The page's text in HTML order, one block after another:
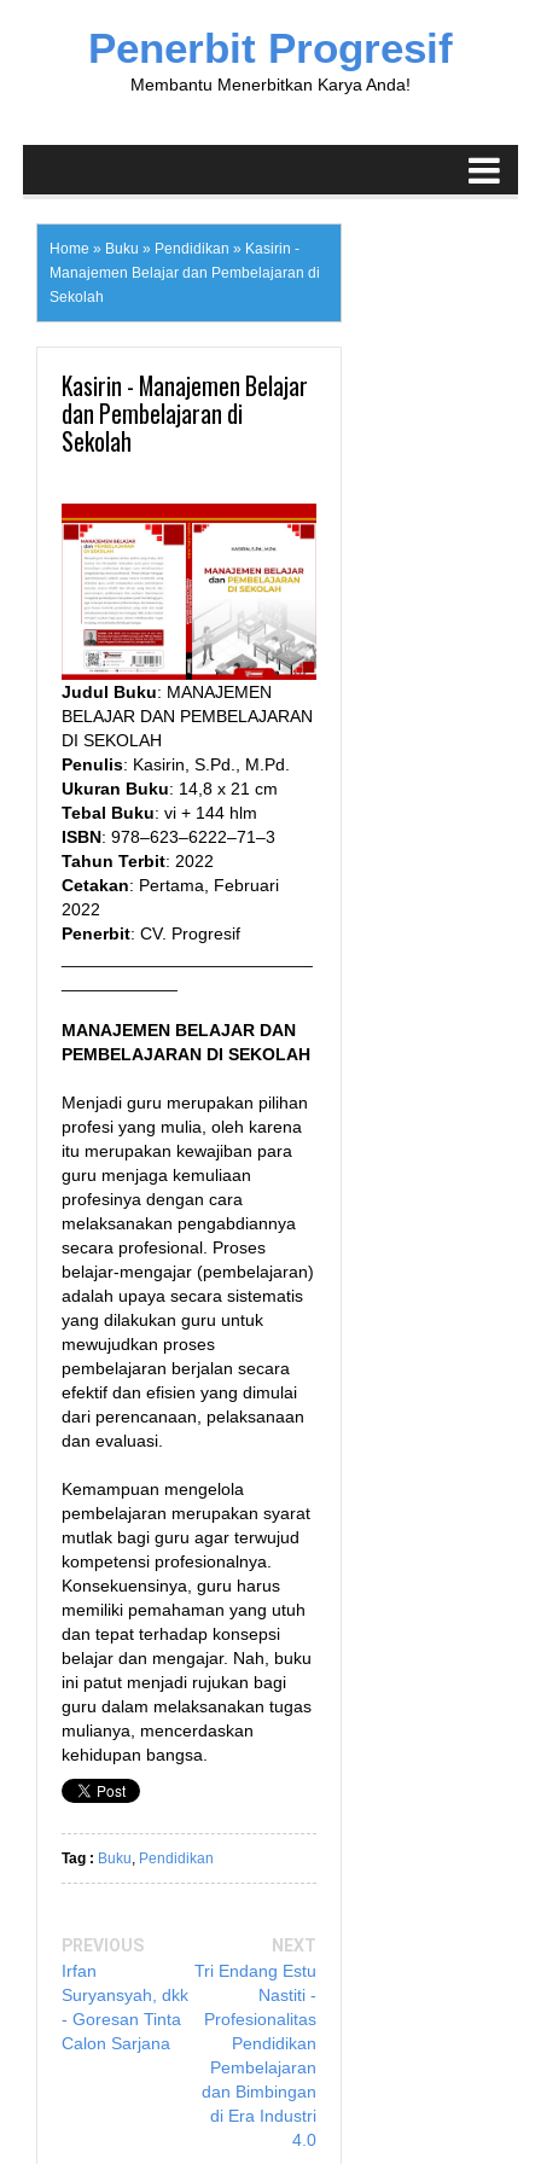
Penerbit Progresif
Membantu Menerbitkan Karya Anda!
Home » Buku » Pendidikan » Kasirin -
Manajemen Belajar dan Pembelajaran di
Sekolah
Kasirin - Manajemen Belajar
dan Pembelajaran di
Sekolah
Judul Buku: MANAJEMEN
BELAJAR DAN PEMBELAJARAN
DI SEKOLAH
Penulis: Kasirin, S.Pd., M.Pd.
Ukuran Buku: 14,8 x 21 cm
Tebal Buku: vi + 144 hlm
ISBN: 978–623–6222–71–3
Tahun Terbit: 2022
Cetakan: Pertama, Februari
2022
Penerbit: CV. Progresif
MANAJEMEN BELAJAR DAN
PEMBELAJARAN DI SEKOLAH
Menjadi guru merupakan pilihan
profesi yang mulia, oleh karena
itu merupakan kewajiban para
guru menjaga kemuliaan
profesinya dengan cara
melaksanakan pengabdiannya
secara profesional. Proses
belajar-mengajar (pembelajaran)
adalah upaya secara sistematis
yang dilakukan guru untuk
mewujudkan proses
pembelajaran berjalan secara
efektif dan efisien yang dimulai
dari perencanaan, pelaksanaan
dan evaluasi.
Kemampuan mengelola
pembelajaran merupakan syarat
mutlak bagi guru agar terwujud
kompetensi profesionalnya.
Konsekuensinya, guru harus
memiliki pemahaman yang utuh
dan tepat terhadap konsepsi
belajar dan mengajar. Nah, buku
ini patut menjadi rujukan bagi
guru dalam melaksanakan tugas
mulianya, mencerdaskan
kehidupan bangsa.
Tag : Buku, Pendidikan
PREVIOUS
Irfan
Suryansyah, dkk
- Goresan Tinta
Calon Sarjana
NEXT
Tri Endang Estu
Nastiti -
Profesionalitas
Pendidikan
Pembelajaran
dan Bimbingan
di Era Industri
4.0